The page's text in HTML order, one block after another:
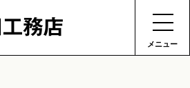
メニュー